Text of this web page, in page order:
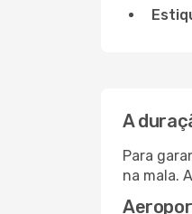
A
Para
na mala.